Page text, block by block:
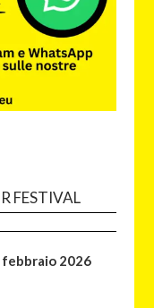
FESTIVAL
febbraio 2026